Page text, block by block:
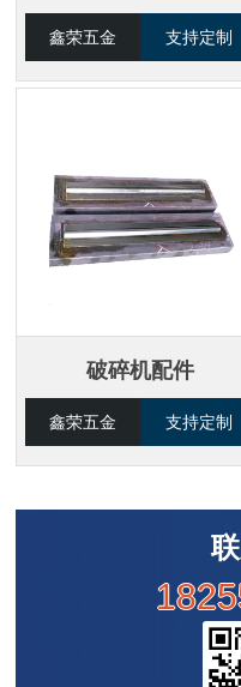
鑫荣五金 支持定制
破碎机配件
鑫荣五金 支持定制